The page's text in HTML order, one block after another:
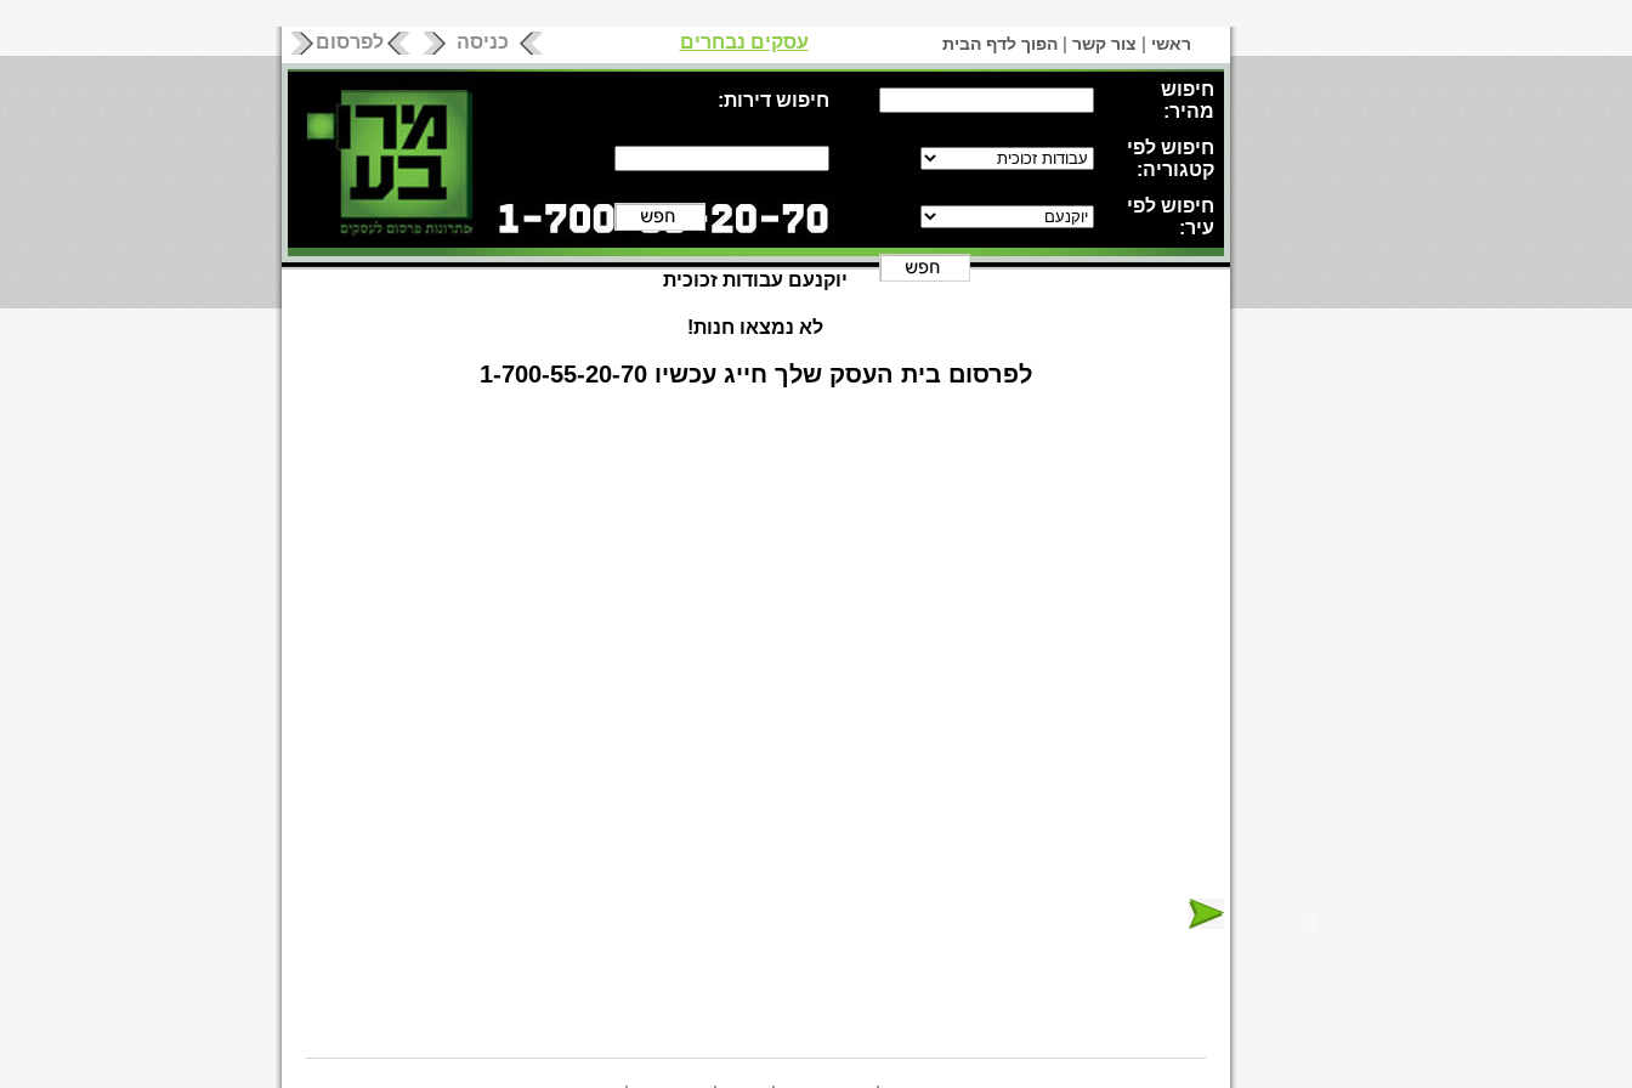
ראשי | צור קשר | הפוך לדף הבית לפרסום כניסה עסקים נבחרים
חיפוש
מהיר:
חיפוש דירות:
חיפוש לפי
קטגוריה:
חיפוש לפי
עיר:
יוקנעם עבודות זכוכית
לא נמצאו חנות!
לפרסום בית העסק שלך חייג עכשיו 1-700-55-20-70